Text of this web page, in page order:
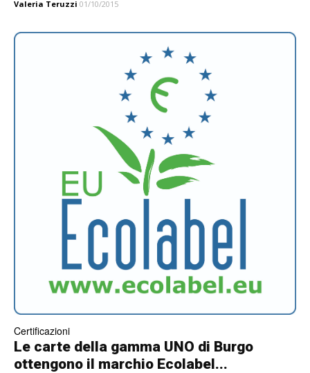
Valeria Teruzzi 01/10/2015
Certificazioni
Le carte della gamma UNO di Burgo
ottengono il marchio Ecolabel...